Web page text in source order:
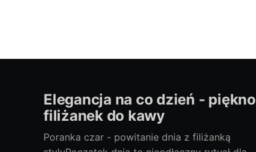
Elegancja na co dzień - piękno
filiżanek do kawy
Poranka czar - powitanie dnia z filiżanką